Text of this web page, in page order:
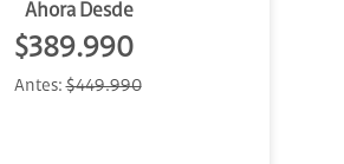
Ahora Desde
$389.990
Antes:$449.990